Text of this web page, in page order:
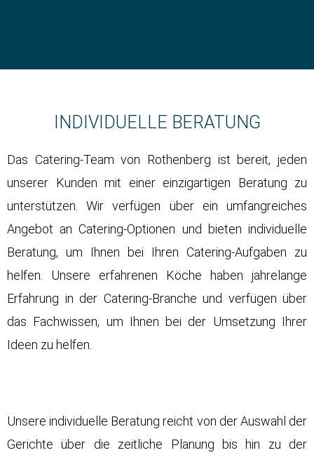
INDIVIDUELLE BERATUNG
Das Catering-Team von Rothenberg ist bereit, jeden
unserer Kunden mit einer einzigartigen Beratung zu
unterstützen. Wir verfügen über ein umfangreiches
Angebot an Catering-Optionen und bieten individuelle
Beratung, um Ihnen bei Ihren Catering-Aufgaben zu
helfen. Unsere erfahrenen Köche haben jahrelange
Erfahrung in der Catering-Branche und verfügen über
das Fachwissen, um Ihnen bei der Umsetzung Ihrer
Ideen zu helfen.
Unsere individuelle Beratung reicht von der Auswahl der
Gerichte über die zeitliche Planung bis hin zu der